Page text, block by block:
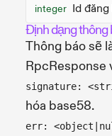
integer Id
Định dạng thông
Thông báo sẽ
RpcResponse
signature:
hóa base58.
err: